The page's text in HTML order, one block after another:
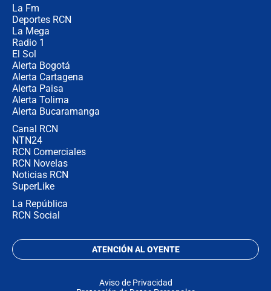
La Fm
Deportes RCN
La Mega
Radio 1
El Sol
Alerta Bogotá
Alerta Cartagena
Alerta Paisa
Alerta Tolima
Alerta Bucaramanga
Canal RCN
NTN24
RCN Comerciales
RCN Novelas
Noticias RCN
SuperLike
La República
RCN Social
ATENCIÓN AL OYENTE
Aviso de Privacidad